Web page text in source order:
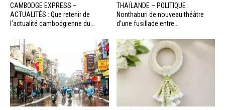
CAMBODGE EXPRESS –
ACTUALITÉS : Que retenir de
l’actualité cambodgienne du...
THAÏLANDE – POLITIQUE :
Nonthaburi de nouveau théâtre
d’une fusillade entre...